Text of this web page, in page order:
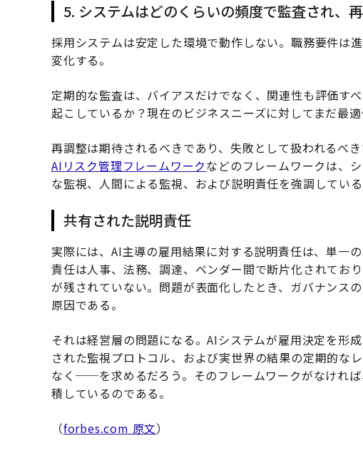
5. システムはどのくらいの頻度で監査され、
採用システムは安定した環境で動作しない。職務要件は
変化する。
定期的な監査は、バイアスだけでなく、関連性も評価す
起こしているか？現在のビジネスニーズに対してまだ最
再調整は期待されるべきであり、失敗として扱われるべ
AIリスク管理フレームワークなどのフレームワークは、
な監視、人間による監視、および説明責任を強調している
共有された説明責任
実際には、AI主導の雇用結果に対する説明責任は、単一
責任は人事、法務、調達、ベンダー間で断片化されてお
が残されていない。問題が表面化したとき、ガバナン
原因である。
それは経営層の問題になる。AIシステムが雇用決定を形
された監視プロトコル、および実世界の結果の定期的
なく──を求めるだろう。そのフレームワークがなけれ
積しているのである。
（forbes.com 原文）